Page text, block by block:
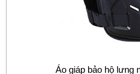
Áo giáp bảo hộ lưng